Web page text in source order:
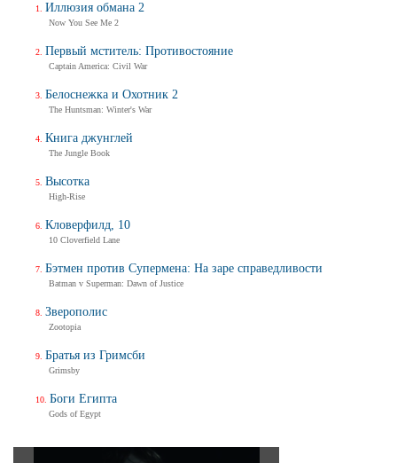
Иллюзия обмана 2
Now You See Me 2
Первый мститель: Противостояние
Captain America: Civil War
Белоснежка и Охотник 2
The Huntsman: Winter's War
Книга джунглей
The Jungle Book
Высотка
High-Rise
Кловерфилд, 10
10 Cloverfield Lane
Бэтмен против Супермена: На заре справедливости
Batman v Superman: Dawn of Justice
Зверополис
Zootopia
Братья из Гримсби
Grimsby
Боги Египта
Gods of Egypt